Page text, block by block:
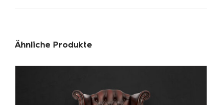
Ähnliche Produkte